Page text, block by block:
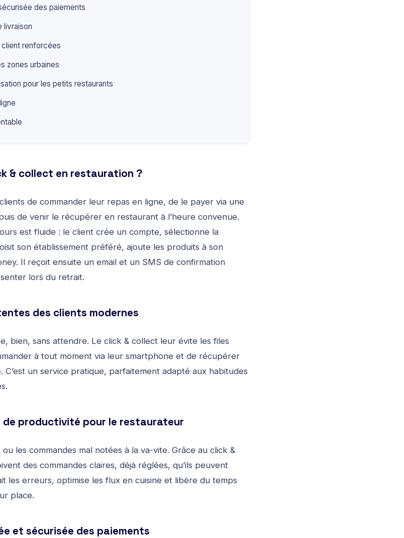
des paiements
livraison
renforcées
zones urbaines
pour les petits restaurants
& collect en restauration ?
de commander leur repas en ligne, de le payer via une
de venir le récupérer en restaurant à l’heure convenue.
est fluide : le client crée un compte, sélectionne la
son établissement préféré, ajoute les produits à son
Il reçoit ensuite un email et un SMS de confirmation
lors du retrait.
des clients modernes
bien, sans attendre. Le click & collect leur évite les files
à tout moment via leur smartphone et de récupérer
C’est un service pratique, parfaitement adapté aux habitudes
de productivité pour le restaurateur
les commandes mal notées à la va-vite. Grâce au click &
des commandes claires, déjà réglées, qu’ils peuvent
les erreurs, optimise les flux en cuisine et libère du temps
place.
et sécurisée des paiements